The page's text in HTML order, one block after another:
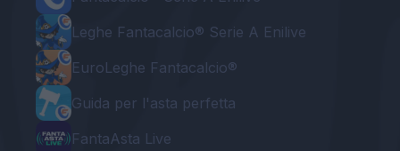
Leghe Fantacalcio® Serie A Enilive
EuroLeghe Fantacalcio®
Guida per l'asta perfetta
FantaAsta Live